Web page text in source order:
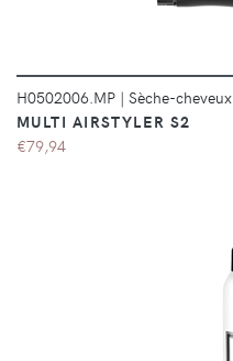
H0502006.MP | Sèche-cheveux
MULTI AIRSTYLER S2
€79,94